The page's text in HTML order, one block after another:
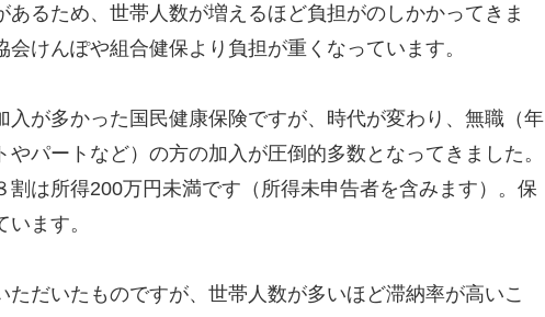
るため、世帯人数が増えるほど負担がのしかかってきま
けんぽや組合健保より負担が重くなっています。
が多かった国民健康保険ですが、時代が変わり、無職（年
パートなど）の方の加入が圧倒的多数となってきました。
は所得200万円未満です（所得未申告者を含みます）。保
ます。
だいたものですが、世帯人数が多いほど滞納率が高いこ